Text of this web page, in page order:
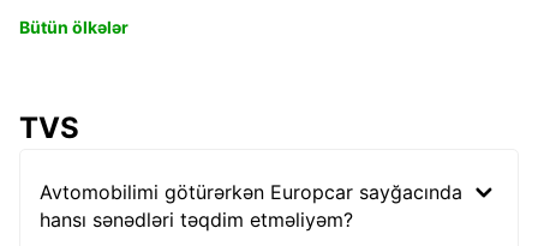
Bütün ölkələr
TVS
Avtomobilimi götürərkən Europcar sayğacında
hansı sənədləri təqdim etməliyəm?